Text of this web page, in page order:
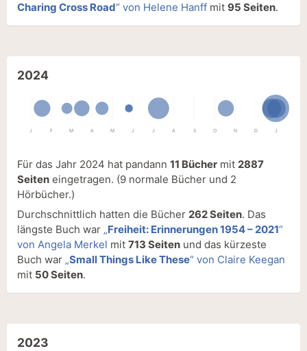
Charing Cross Road“ von Helene Hanff mit 95 Seiten.
2024
J F M A M J J A S O N D J
Für das Jahr 2024 hat pandann 11 Bücher mit 2887
Seiten eingetragen. (9 normale Bücher und 2
Hörbücher.)
Durchschnittlich hatten die Bücher 262 Seiten. Das
längste Buch war „Freiheit: Erinnerungen 1954 – 2021“
von Angela Merkel mit 713 Seiten und das kürzeste
Buch war „Small Things Like These“ von Claire Keegan
mit 50 Seiten.
2023